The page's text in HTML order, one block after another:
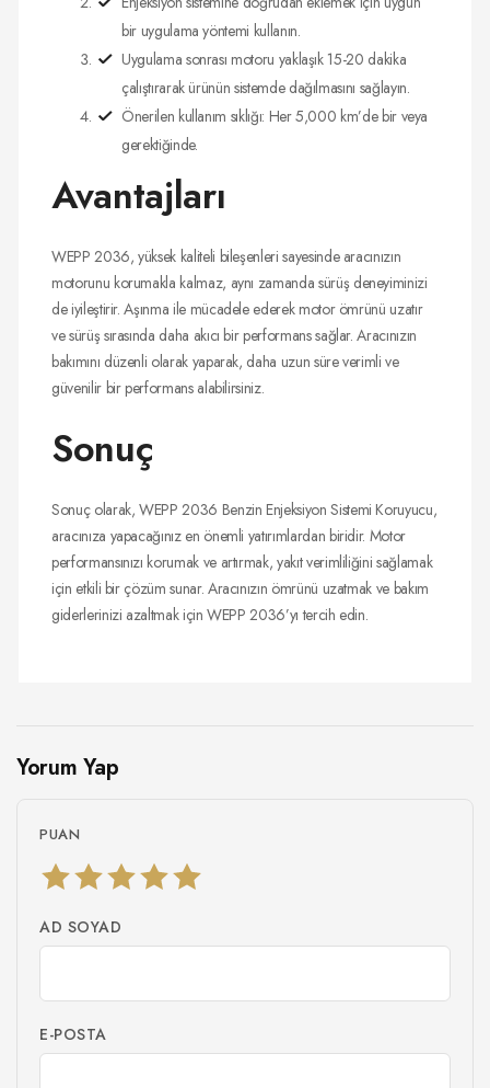
bir uygulama yöntemi kullanın.
Uygulama sonrası motoru yaklaşık 15-20 dakika
çalıştırarak ürünün sistemde dağılmasını sağlayın.
Önerilen kullanım sıklığı: Her 5,000 km’de bir veya
gerektiğinde.
Avantajları
WEPP 2036, yüksek kaliteli bileşenleri sayesinde aracınızın
motorunu korumakla kalmaz, aynı zamanda sürüş deneyiminizi
de iyileştirir. Aşınma ile mücadele ederek motor ömrünü uzatır
ve sürüş sırasında daha akıcı bir performans sağlar. Aracınızın
bakımını düzenli olarak yaparak, daha uzun süre verimli ve
güvenilir bir performans alabilirsiniz.
Sonuç
Sonuç olarak, WEPP 2036 Benzin Enjeksiyon Sistemi Koruyucu,
aracınıza yapacağınız en önemli yatırımlardan biridir. Motor
performansınızı korumak ve artırmak, yakıt verimliliğini sağlamak
için etkili bir çözüm sunar. Aracınızın ömrünü uzatmak ve bakım
giderlerinizi azaltmak için WEPP 2036’yı tercih edin.
Yorum Yap
PUAN
AD SOYAD
E-POSTA